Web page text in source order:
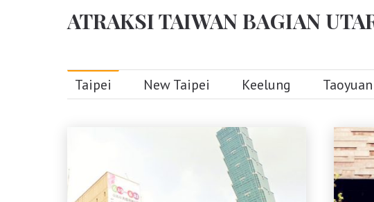
ATRAKSI TAIWAN BAGIAN
Taipei New Taipei Keelung Taoyuan